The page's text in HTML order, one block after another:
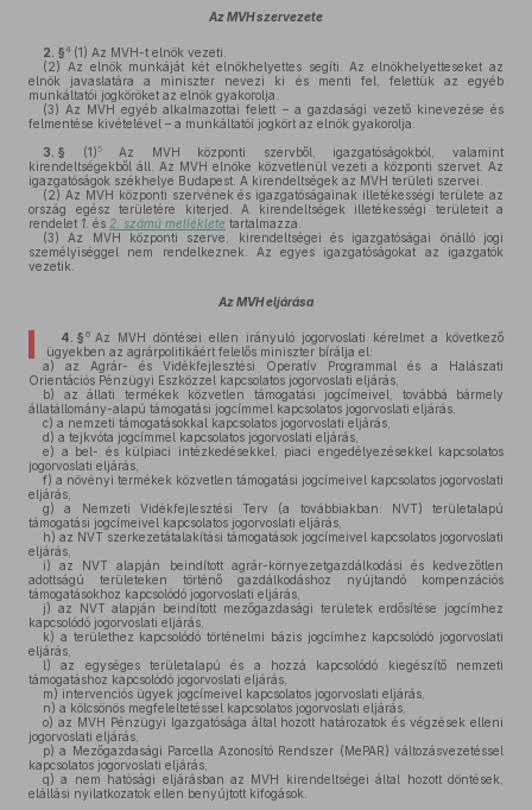
Az MVH szervezete
2. §4 (1) Az MVH-t elnök vezeti.
(2) Az elnök munkáját két elnökhelyettes segíti. Az elnökhelyetteseket az
elnök javaslatára a miniszter nevezi ki és menti fel, felettük az egyéb
munkáltatói jogköröket az elnök gyakorolja.
(3) Az MVH egyéb alkalmazottai felett – a gazdasági vezető kinevezése és
felmentése kivételével – a munkáltatói jogkört az elnök gyakorolja.
3. § (1)5Az MVH központi szervből, igazgatóságokból, valamint
kirendeltségekből áll. Az MVH elnöke közvetlenül vezeti a központi szervet. Az
igazgatóságok székhelye Budapest. A kirendeltségek az MVH területi szervei.
(2) Az MVH központi szervének és igazgatóságainak illetékességi területe az
ország egész területére kiterjed. A kirendeltségek illetékességi területeit a
rendelet 1. és 2. számú melléklete tartalmazza.
(3) Az MVH központi szerve, kirendeltségei és igazgatóságai önálló jogi
személyiséggel nem rendelkeznek. Az egyes igazgatóságokat az igazgatók
vezetik.
Az MVH eljárása
4. § 6 Az MVH döntései ellen irányuló jogorvoslati kérelmet a következő
ügyekben az agrárpolitikáért felelős miniszter bírálja el:
a) az Agrár- és Vidékfejlesztési Operatív Programmal és a Halászati
Orientációs Pénzügyi Eszközzel kapcsolatos jogorvoslati eljárás,
b) az állati termékek közvetlen támogatási jogcímeivel, továbbá bármely
állatállomány-alapú támogatási jogcímmel kapcsolatos jogorvoslati eljárás,
c) a nemzeti támogatásokkal kapcsolatos jogorvoslati eljárás,
d) a tejkvóta jogcímmel kapcsolatos jogorvoslati eljárás,
e) a bel- és külpiaci intézkedésekkel, piaci engedélyezésekkel kapcsolatos
jogorvoslati eljárás,
f) a növényi termékek közvetlen támogatási jogcímeivel kapcsolatos jogorvoslati
eljárás,
g) a Nemzeti Vidékfejlesztési Terv (a továbbiakban: NVT) területalapú
támogatási jogcímeivel kapcsolatos jogorvoslati eljárás,
h) az NVT szerkezetátalakítási támogatások jogcímeivel kapcsolatos jogorvoslati
eljárás,
i) az NVT alapján beindított agrár-környezetgazdálkodási és kedvezőtlen
adottságú területeken történő gazdálkodáshoz nyújtandó kompenzációs
támogatásokhoz kapcsolódó jogorvoslati eljárás,
j) az NVT alapján beindított mezőgazdasági területek erdősítése jogcímhez
kapcsolódó jogorvoslati eljárás,
k) a területhez kapcsolódó történelmi bázis jogcímhez kapcsolódó jogorvoslati
eljárás,
l) az egységes területalapú és a hozzá kapcsolódó kiegészítő nemzeti
támogatáshoz kapcsolódó jogorvoslati eljárás,
m) intervenciós ügyek jogcímeivel kapcsolatos jogorvoslati eljárás,
n) a kölcsönös megfeleltetéssel kapcsolatos jogorvoslati eljárás,
o) az MVH Pénzügyi Igazgatósága által hozott határozatok és végzések elleni
jogorvoslati eljárás,
p) a Mezőgazdasági Parcella Azonosító Rendszer (MePAR) változásvezetéssel
kapcsolatos jogorvoslati eljárás,
q) a nem hatósági eljárásban az MVH kirendeltségei által hozott döntések,
elállási nyilatkozatok ellen benyújtott kifogások.